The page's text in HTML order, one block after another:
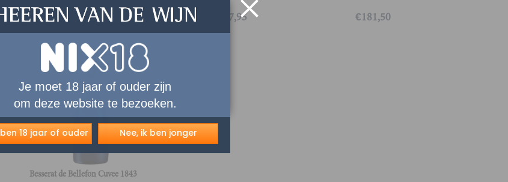
€91,50 77,95 €181,50
Besserat de Bellefon Cuvee 1843
Je moet 18 jaar of ouder zijn
om deze website te bezoeken.
18 jaar of ouder Nee, ik ben jonger